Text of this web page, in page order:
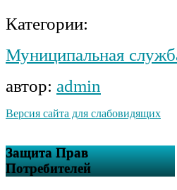
Категории:
Муниципальная
автор: admin
Версия сайта для слабовидящих
Защита Прав
Потребителей